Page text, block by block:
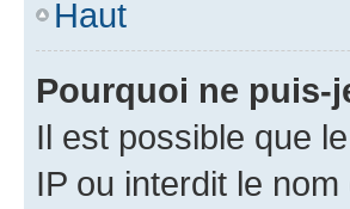
Haut
Pourquoi ne puis-
Il est possible que
IP ou interdit le